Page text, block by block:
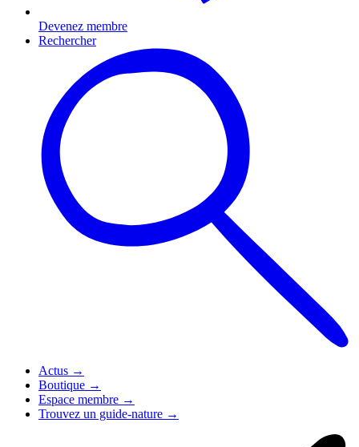
Devenez membre
Rechercher
Actus →
Boutique →
Espace membre →
Trouvez un guide-nature →